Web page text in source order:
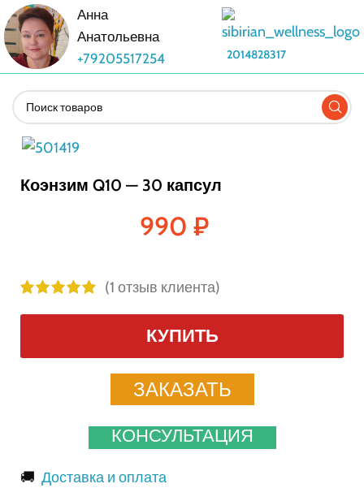
Анна
Анатольевна
+79205517254
2014828317
Коэнзим Q10 — 30 капсул
990 ₽
(1 отзыв клиента)
КУПИТЬ
ЗАКАЗАТЬ
КОНСУЛЬТАЦИЯ
🚚 Доставка и оплата